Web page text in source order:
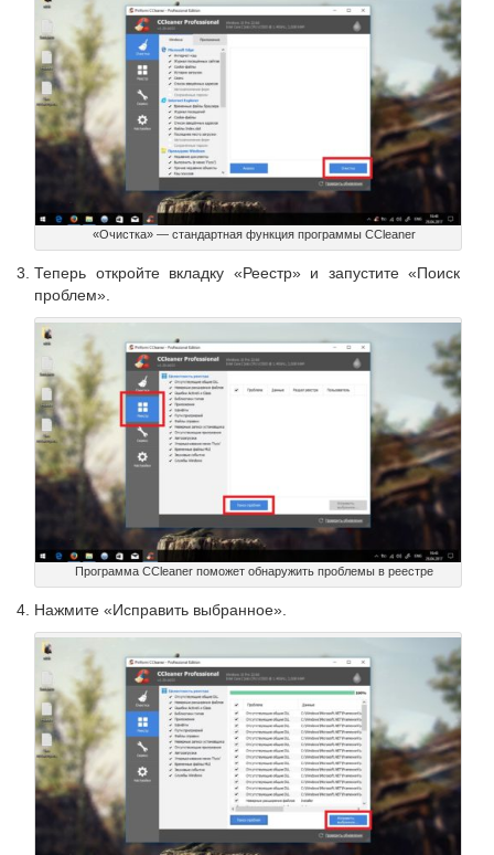
«Очистка» — стандартная функция программы CCleaner
Теперь откройте вкладку «Реестр» и запустите «Поиск
проблем».
Программа CCleaner поможет обнаружить проблемы в реестре
Нажмите «Исправить выбранное».